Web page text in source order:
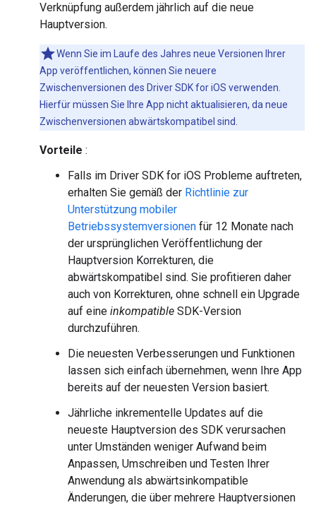
Verknüpfung außerdem jährlich auf die neue
Hauptversion.
Wenn Sie im Laufe des Jahres neue Versionen Ihrer
App veröffentlichen, können Sie neuere
Zwischenversionen des Driver SDK for iOS verwenden.
Hierfür müssen Sie Ihre App nicht aktualisieren, da neue
Zwischenversionen abwärtskompatibel sind.
Vorteile :
Falls im Driver SDK for iOS Probleme auftreten,
erhalten Sie gemäß der Richtlinie zur
Unterstützung mobiler
Betriebssystemversionen für 12 Monate nach
der ursprünglichen Veröffentlichung der
Hauptversion Korrekturen, die
abwärtskompatibel sind. Sie profitieren daher
auch von Korrekturen, ohne schnell ein Upgrade
auf eine inkompatible SDK-Version
durchzuführen.
Die neuesten Verbesserungen und Funktionen
lassen sich einfach übernehmen, wenn Ihre App
bereits auf der neuesten Version basiert.
Jährliche inkrementelle Updates auf die
neueste Hauptversion des SDK verursachen
unter Umständen weniger Aufwand beim
Anpassen, Umschreiben und Testen Ihrer
Anwendung als abwärtsinkompatible
Änderungen, die über mehrere Hauptversionen